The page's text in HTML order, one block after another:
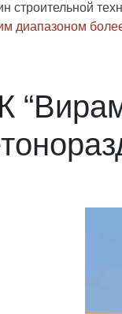
строительной
диапазоном